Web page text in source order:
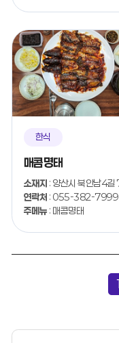
한식
매콤명태
소재지 : 양산시 북안남4길 7-
연락처 : 055-382-7999
주메뉴 : 매콤명태
1